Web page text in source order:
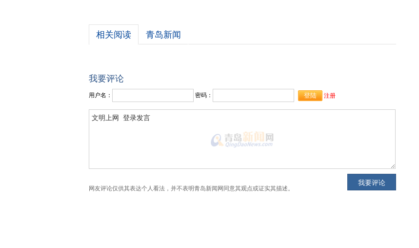
相关阅读 青岛新闻
我要评论
用户名： 密码： 注册
网友评论仅供其表达个人看法，并不表明青岛新闻网同意其观点或证实其描述。